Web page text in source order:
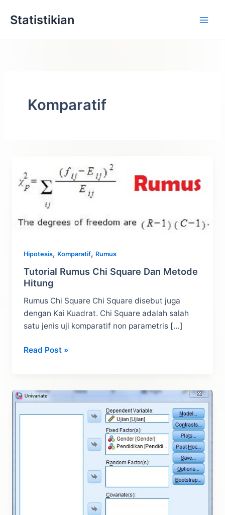
Statistikian
Komparatif
Hipotesis, Komparatif, Rumus
Tutorial Rumus Chi Square Dan Metode
Hitung
Rumus Chi Square Chi Square disebut juga
dengan Kai Kuadrat. Chi Square adalah salah
satu jenis uji komparatif non parametris […]
Tutorial
Dan
Metode
Read Post »